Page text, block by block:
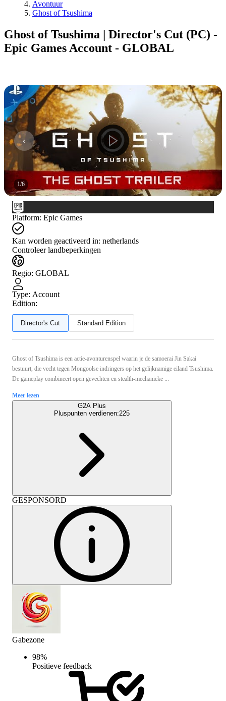
Avontuur
Ghost of Tsushima
Ghost of Tsushima | Director's Cut (PC) -
Epic Games Account - GLOBAL
1/6
Platform: Epic Games
Kan worden geactiveerd in: netherlands
Controleer landbeperkingen
Regio: GLOBAL
Type: Account
Edition:
Director's Cut Standard Edition
Ghost of Tsushima is een actie-avonturenspel waarin je de samoerai Jin Sakai
bestuurt, die vecht tegen Mongoolse indringers op het gelijknamige eiland Tsushima.
De gameplay combineert open gevechten en stealth-mechanieke ...
Meer lezen
G2A Plus
Pluspunten verdienen:225
GESPONSORD
Gabezone
98%
Positieve feedback